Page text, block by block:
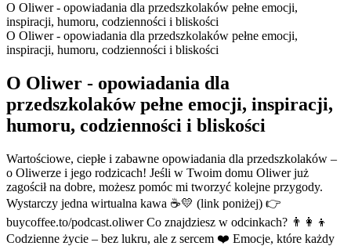
O Oliwer - opowiadania dla przedszkolaków pełne emocji,
inspiracji, humoru, codzienności i bliskości
O Oliwer - opowiadania dla przedszkolaków pełne emocji,
inspiracji, humoru, codzienności i bliskości
O Oliwer - opowiadania dla
przedszkolaków pełne emocji, inspiracji,
humoru, codzienności i bliskości
Wartościowe, ciepłe i zabawne opowiadania dla przedszkolaków –
o Oliwerze i jego rodzicach! Jeśli w Twoim domu Oliwer już
zagościł na dobre, możesz pomóc mi tworzyć kolejne przygody.
Wystarczy jedna wirtualna kawa ☕💛 (link poniżej) 👉
buycoffee.to/podcast.oliwer Co znajdziesz w odcinkach? 👨‍👩‍👦
Codzienne życie – bez lukru, ale z sercem ❤️ Emocje, które każdy